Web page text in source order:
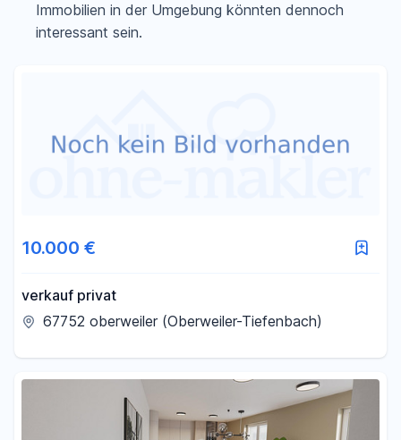
Immobilien in der Umgebung könnten dennoch
interessant sein.
10.000 €
verkauf privat
67752 oberweiler (Oberweiler-Tiefenbach)